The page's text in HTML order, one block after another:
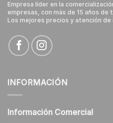
Empresa líder en la
empresas, con más de 15 años
Los mejores precios y atención de
INFORMACIÓN
Información Comercial